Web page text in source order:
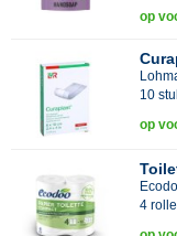
op
10
op
4